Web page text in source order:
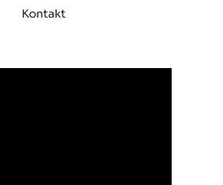
Kontakt